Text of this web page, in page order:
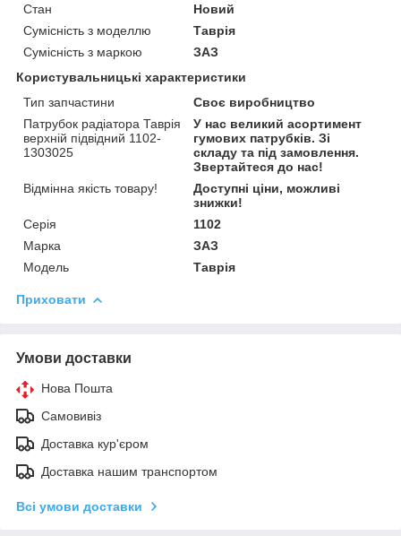
Стан
Новий
Сумісність з моделлю
Таврія
Сумісність з маркою
ЗАЗ
Користувальницькі характеристики
Тип запчастини
Своє виробництво
Патрубок радіатора Таврія
верхній підвідний 1102-
1303025
У нас великий асортимент
гумових патрубків. Зі
складу та під замовлення.
Звертайтеся до нас!
Відмінна якість товару!
Доступні ціни, можливі
знижки!
Серія
1102
Марка
ЗАЗ
Модель
Таврія
Приховати
Умови доставки
Нова Пошта
Самовивіз
Доставка кур'єром
Доставка нашим транспортом
Всі умови доставки